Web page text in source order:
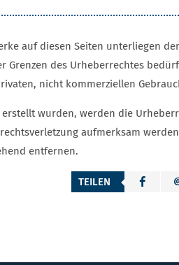
auf diesen Seiten unterliegen
des Urheberrechtes
nicht kommerziellen
wurden, werden die
aufmerksam
entfernen.
TEILEN